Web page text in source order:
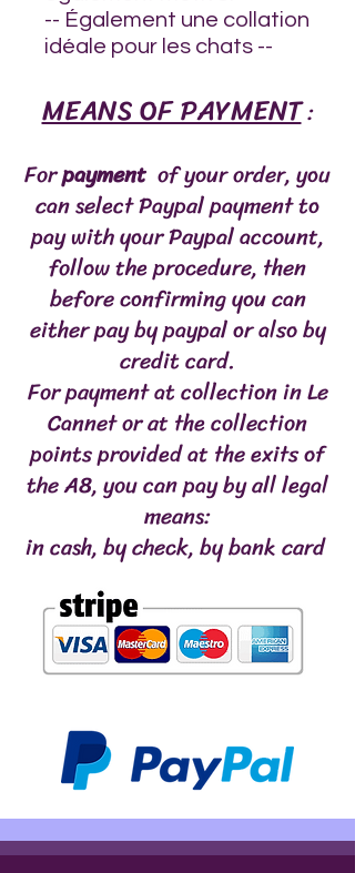
-- Également une collation
idéale pour les chats --
MEANS OF PAYMENT:
Forpayment of your order, you
can select Paypal payment to
pay with your Paypal account,
follow the procedure, then
before confirming you can
either pay by paypal or also by
credit card.
For payment at collection in Le
Cannet or at the collection
points provided at the exits of
the A8, you can pay by all legal
means:
in cash, by check, by bank card